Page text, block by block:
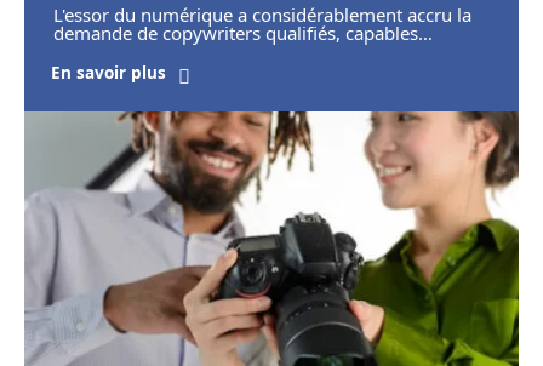
L'essor du numérique a considérablement accru la
demande de copywriters qualifiés, capables…
En savoir plus